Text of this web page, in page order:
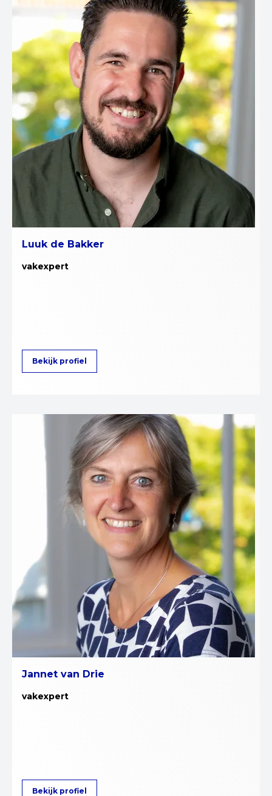
Luuk de Bakker
vakexpert
Bekijk profiel
Jannet van Drie
vakexpert
Bekijk profiel